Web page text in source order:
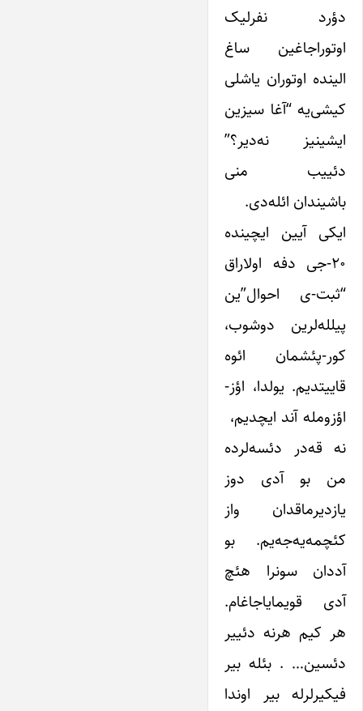
دؤرد نفرلیک
اوتوراجاغین ساغ
الینده اوتوران یاشلی
کیشی‌یه “آغا سیزین
ایشینیز نه‌دیر؟”
دئییب منی
باشیندان ائله‌دی.
ایکی آیین ایچینده
۲۰-جی دفه اولاراق
“ثبت-ی احوال”ین
پیلله‌لرین دوشوب،
کور-پئشمان ائوه
قاییتدیم. یولدا، اؤز-
اؤزومله آند ایچدیم،
نه قه‌در دئسه‌لرده
من بو آدی دوز
یازدیرماقدان واز
کئچمه‌یه‌جه‌یم. بو
آددان سونرا هئچ
آدی قویمایاجاغام.
هر کیم هرنه دئییر
دئسین… . بئله بیر
فیکیرلرله بیر اوندا